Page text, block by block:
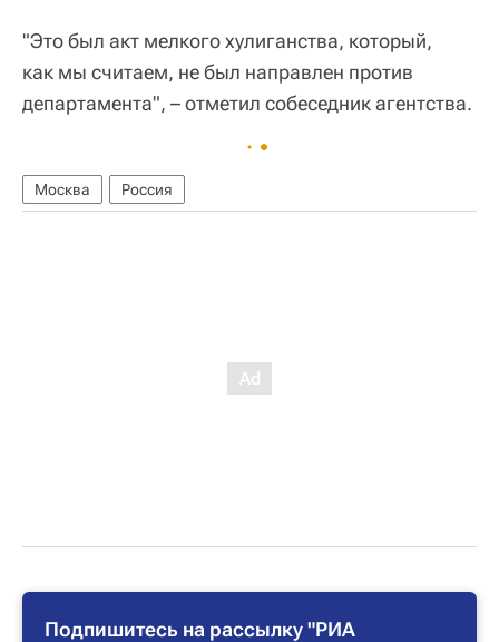
"Это был акт мелкого хулиганства, который,
как мы считаем, не был направлен против
департамента", – отметил собеседник агентства.
Москва Россия
Подпишитесь на рассылку "РИА